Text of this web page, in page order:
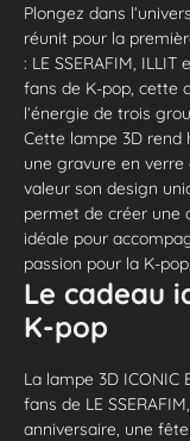
Plongez dans
réunit pour la
: LE SSERAFIM ILLIT
fans de K-pop, cette
l’énergie de trois
Cette lampe 3D
une gravure en
valeur son design
permet de créer une
idéale pour
passion pour la K-pop.
Le cadeau
K-pop
La lampe 3D ICONIC
fans de LE
anniversaire, une